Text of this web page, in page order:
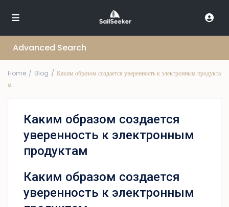
Advanced Search
Home Blog
Каким образом создается уверенность к электронным продукта
м
Каким образом создается
уверенность к электронным
продуктам
Каким образом создается
уверенность к электронным